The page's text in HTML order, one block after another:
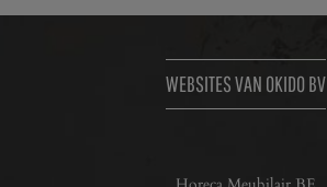
WEBSITES VAN OKIDO BV